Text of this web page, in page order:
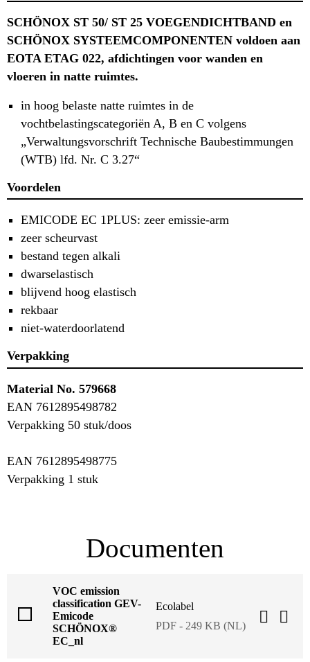
SCHÖNOX ST 50/ ST 25 VOEGENDICHTBAND en
SCHÖNOX SYSTEEMCOMPONENTEN voldoen aan
EOTA ETAG 022, afdichtingen voor wanden en
vloeren in natte ruimtes.
in hoog belaste natte ruimtes in de
vochtbelastingscategoriën A, B en C volgens
„Verwaltungsvorschrift Technische Baubestimmungen
(WTB) lfd. Nr. C 3.27“
Voordelen
EMICODE EC 1PLUS: zeer emissie-arm
zeer scheurvast
bestand tegen alkali
dwarselastisch
blijvend hoog elastisch
rekbaar
niet-waterdoorlatend
Verpakking
Material No. 579668
EAN 7612895498782
Verpakking 50 stuk/doos
EAN 7612895498775
Verpakking 1 stuk
Documenten
VOC emission
classification GEV-
Emicode
SCHÖNOX®
EC_nl
Ecolabel
PDF - 249 KB (NL)